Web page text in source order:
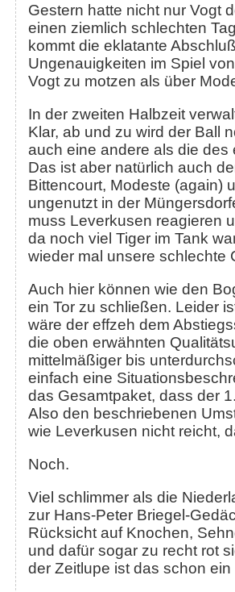
Gestern hatte nicht nur Vogt
einen ziemlich schlechten
kommt die eklatante
Ungenauigkeiten im Spiel
Vogt zu motzen als über
In der zweiten Halbzeit
Klar, ab und zu wird der Ball
auch eine andere als die des
Das ist aber natürlich auch
Bittencourt, Modeste (again)
ungenutzt in der
muss Leverkusen reagieren
da noch viel Tiger im Tank
wieder mal unsere schlechte
Auch hier können wie den
ein Tor zu schließen. Leider
wäre der effzeh dem
die oben erwähnten
mittelmäßiger bis
einfach eine
das Gesamtpaket, dass der
Also den beschriebenen
wie Leverkusen nicht reicht,
Noch.
Viel schlimmer als die
zur Hans-Peter Briegel-
Rücksicht auf Knochen,
und dafür sogar zu recht rot
der Zeitlupe ist das schon